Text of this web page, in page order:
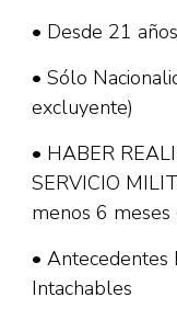
• Desde 21
• Sólo
excluyente)
• HABER
SERVICIO
menos 6 meses
• Antecedentes
Intachables